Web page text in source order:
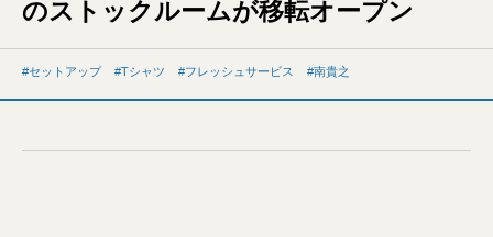
のストックルームが移転オープン
セットアップ Tシャツ フレッシュサービス 南貴之